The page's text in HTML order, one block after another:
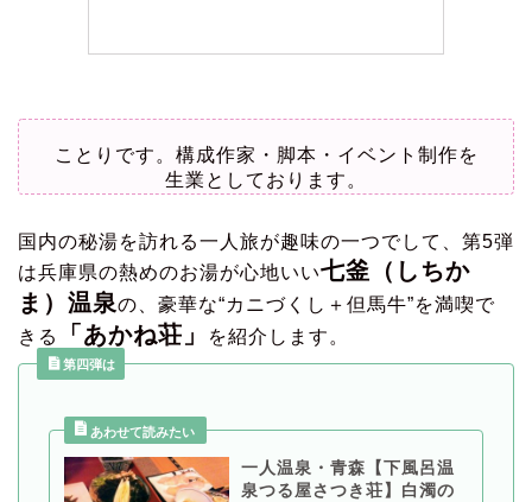
ことりです。構成作家・脚本・イベント制作を
生業としております。
国内の秘湯を訪れる一人旅が趣味の一つでして、第5弾
は兵庫県の熱めのお湯が心地いい七釜 （しちか
ま）温泉の、豪華な“カニづくし＋但馬牛”を満喫で
きる
「あかね荘」 を紹介します。
第四弾は
一人温泉・青森【下風呂温
泉つる屋さつき荘】白濁の